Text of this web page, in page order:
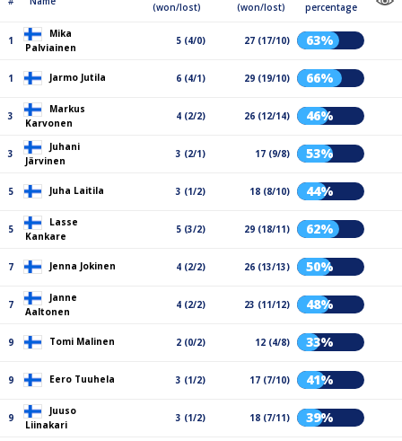
(won/lost)
(won/lost)
percentage
1
Mika
Palviainen
5 (4/0) 27 (17/10) 63%
1 Jarmo Jutila 6 (4/1) 29 (19/10) 66%
3
Markus
Karvonen
4 (2/2) 26 (12/14) 46%
3
Juhani
Järvinen
3 (2/1) 17 (9/8) 53%
5 Juha Laitila 3 (1/2) 18 (8/10) 44%
5
Lasse
Kankare
5 (3/2) 29 (18/11) 62%
7 Jenna Jokinen 4 (2/2) 26 (13/13) 50%
7
Janne
Aaltonen
4 (2/2) 23 (11/12) 48%
9 Tomi Malinen 2 (0/2) 12 (4/8) 33%
9 Eero Tuuhela 3 (1/2) 17 (7/10) 41%
9
Juuso
Liinakari
3 (1/2) 18 (7/11) 39%